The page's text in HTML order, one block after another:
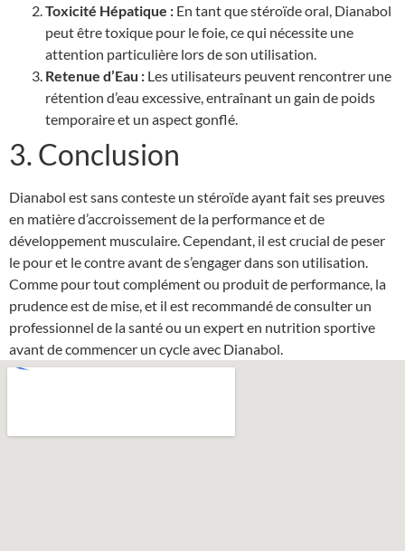
Toxicité Hépatique : En tant que stéroïde oral, Dianabol
peut être toxique pour le foie, ce qui nécessite une
attention particulière lors de son utilisation.
Retenue d’Eau : Les utilisateurs peuvent rencontrer une
rétention d’eau excessive, entraînant un gain de poids
temporaire et un aspect gonflé.
3. Conclusion
Dianabol est sans conteste un stéroïde ayant fait ses preuves
en matière d’accroissement de la performance et de
développement musculaire. Cependant, il est crucial de peser
le pour et le contre avant de s’engager dans son utilisation.
Comme pour tout complément ou produit de performance, la
prudence est de mise, et il est recommandé de consulter un
professionnel de la santé ou un expert en nutrition sportive
avant de commencer un cycle avec Dianabol.